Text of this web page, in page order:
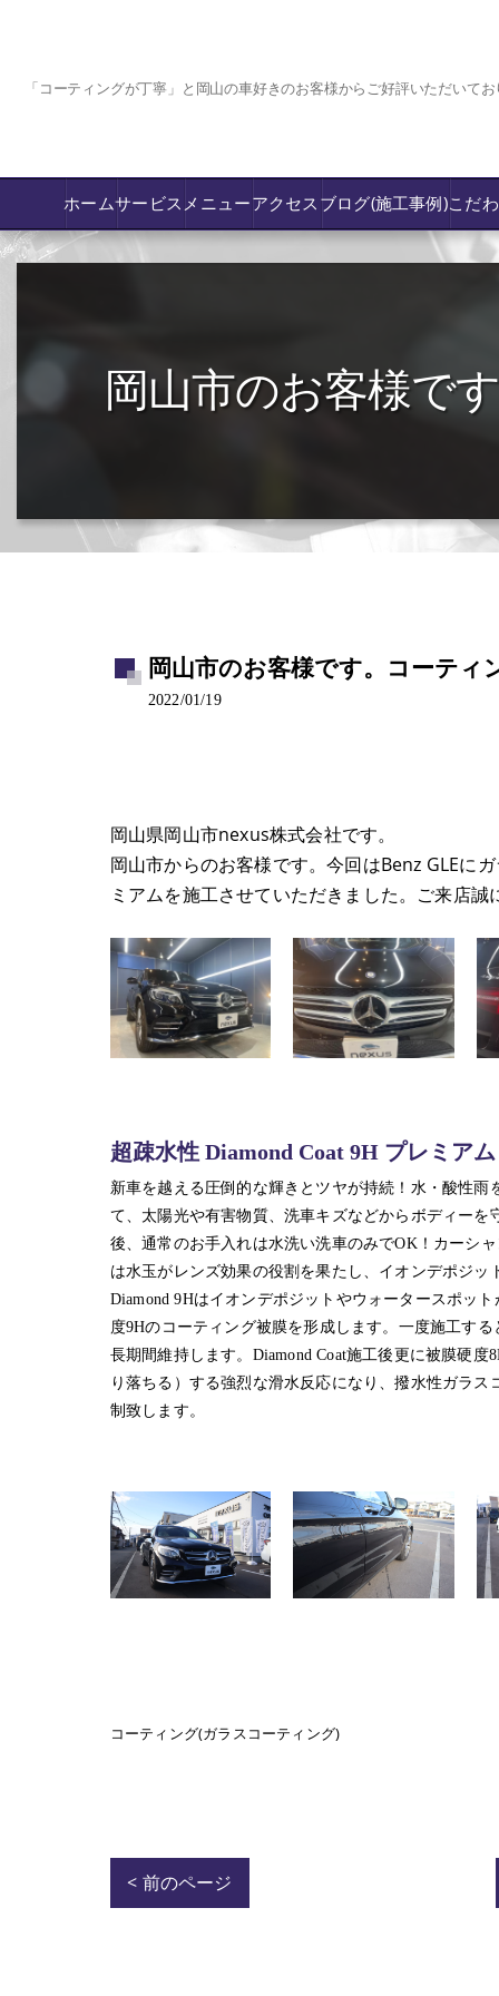
「コーティングが丁寧」と岡山の車好きのお客様からご好評いただいて
ホームサービス メニュー
フロントガラス飛び石傷/補修修理か交
カー用品取付･車販売･買取(ﾄﾞﾗﾚｺ･ﾅﾋﾞ等)
アクセス ブログ(施工事例)こだ
岡山市のお客様で
岡山市のお客様です。コーテ
2022/01/19
岡山県岡山市nexus株式会社です。
岡山市からのお客様です。今回はBenz GLEに
ミアムを施工させていただきました。ご来店
超疎水性 Diamond Coat 9H プレミア
新車を越える圧倒的な輝きとツヤが持続！水・酸性
て、太陽光や有害物質、洗車キズなどからボディー
後、通常のお手入れは水洗い洗車のみでOK！カーシ
は水玉がレンズ効果の役割を果たし、イオンデポジ
Diamond 9Hはイオンデポジットやウォータースポッ
度9Hのコーティング被膜を形成します。一度施工す
長期間維持します。Diamond Coat施工後更に被膜硬
り落ちる）する強烈な滑水反応になり、撥水性ガラ
制致します。
コーティング(ガラスコーティング)
< 前のページ